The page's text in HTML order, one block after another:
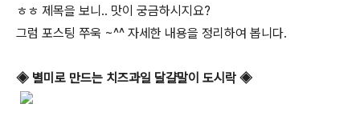
ㅎㅎ 제목을 보니.. 맛이 궁금하시지요?
그럼 포스팅 쭈욱 ~^^ 자세한 내용을 정리하여 봅니다.
◈ 별미로 만드는 치즈과일 달걀말이 도시락 ◈